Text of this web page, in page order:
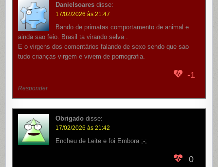
Danielsoares disse:
17/02/2026 às 21:47
Bando de primatas comportamento de animal e
ainda sao feio. Brasil ta virando selva .
E o virgens dos comentários falando de sexo sendo que sao
tudo crianças virgem e vivem de pornografia.
-1
Responder
Obrigado disse:
17/02/2026 às 21:42
Encheu de Leite e foi Embora ;-;
0